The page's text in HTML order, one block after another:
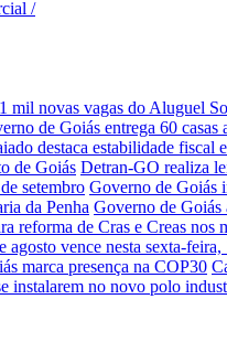
/
mil novas vagas do Aluguel
de Goiás entrega 60 casas
destaca estabilidade fiscal
de Goiás Detran-GO realiza
setembro Governo de Goiás
da Penha Governo de Goiás
reforma de Cras e Creas nos
agosto vence nesta sexta-feira,
marca presença na COP30
instalarem no novo polo